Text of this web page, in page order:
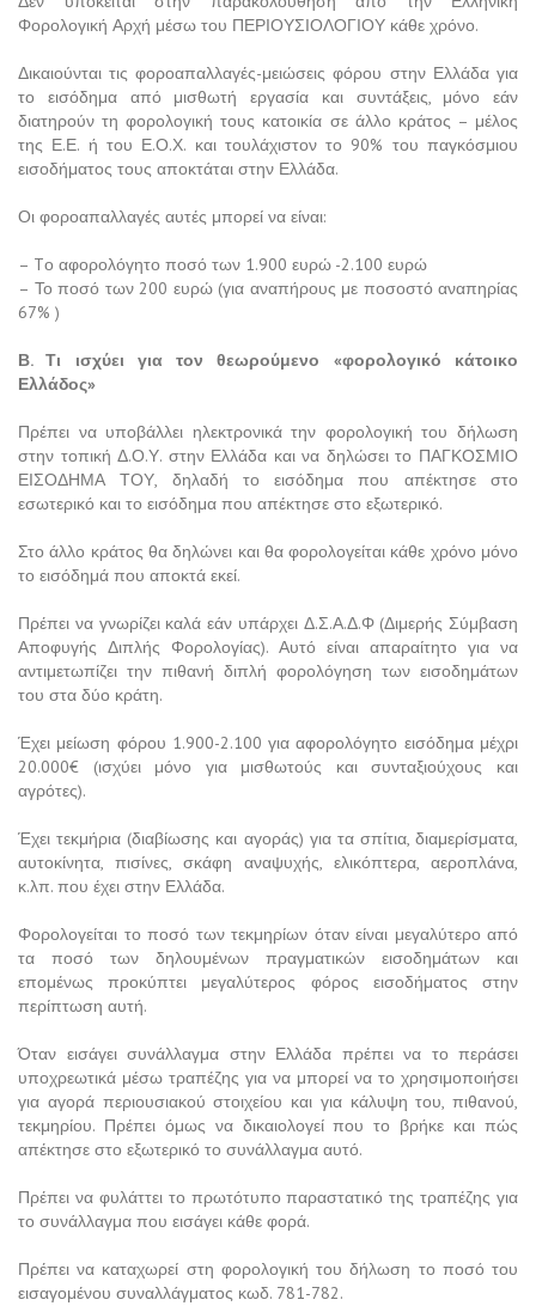
Φορολογική Αρχή μέσω του ΠΕΡΙΟΥΣΙΟΛΟΓΙΟΥ κάθε χρόνο.
Δικαιούνται τις φοροαπαλλαγές-μειώσεις φόρου στην Ελλάδα για
το εισόδημα από μισθωτή εργασία και συντάξεις, μόνο εάν
διατηρούν τη φορολογική τους κατοικία σε άλλο κράτος – μέλος
της Ε.Ε. ή του Ε.Ο.Χ. και τουλάχιστον το 90% του παγκόσμιου
εισοδήματος τους αποκτάται στην Ελλάδα.
Οι φοροαπαλλαγές αυτές μπορεί να είναι:
– Tο αφορολόγητο ποσό των 1.900 ευρώ -2.100 ευρώ
– Το ποσό των 200 ευρώ (για αναπήρους με ποσοστό αναπηρίας
67% )
Β. Τι ισχύει για τον θεωρούμενο «φορολογικό κάτοικο
Ελλάδος»
Πρέπει να υποβάλλει ηλεκτρονικά την φορολογική του δήλωση
στην τοπική Δ.Ο.Υ. στην Ελλάδα και να δηλώσει το ΠΑΓΚΟΣΜΙΟ
ΕΙΣΟΔΗΜΑ ΤΟΥ, δηλαδή το εισόδημα που απέκτησε στο
εσωτερικό και το εισόδημα που απέκτησε στο εξωτερικό.
Στο άλλο κράτος θα δηλώνει και θα φορολογείται κάθε χρόνο μόνο
το εισόδημά που αποκτά εκεί.
Πρέπει να γνωρίζει καλά εάν υπάρχει Δ.Σ.Α.Δ.Φ (Διμερής Σύμβαση
Αποφυγής Διπλής Φορολογίας). Αυτό είναι απαραίτητο για να
αντιμετωπίζει την πιθανή διπλή φορολόγηση των εισοδημάτων
του στα δύο κράτη.
Έχει μείωση φόρου 1.900-2.100 για αφορολόγητο εισόδημα μέχρι
20.000€ (ισχύει μόνο για μισθωτούς και συνταξιούχους και
αγρότες).
Έχει τεκμήρια (διαβίωσης και αγοράς) για τα σπίτια, διαμερίσματα,
αυτοκίνητα, πισίνες, σκάφη αναψυχής, ελικόπτερα, αεροπλάνα,
κ.λπ. που έχει στην Ελλάδα.
Φορολογείται το ποσό των τεκμηρίων όταν είναι μεγαλύτερο από
τα ποσό των δηλουμένων πραγματικών εισοδημάτων και
επομένως προκύπτει μεγαλύτερος φόρος εισοδήματος στην
περίπτωση αυτή.
Όταν εισάγει συνάλλαγμα στην Ελλάδα πρέπει να το περάσει
υποχρεωτικά μέσω τραπέζης για να μπορεί να το χρησιμοποιήσει
για αγορά περιουσιακού στοιχείου και για κάλυψη του, πιθανού,
τεκμηρίου. Πρέπει όμως να δικαιολογεί που το βρήκε και πώς
απέκτησε στο εξωτερικό το συνάλλαγμα αυτό.
Πρέπει να φυλάττει το πρωτότυπο παραστατικό της τραπέζης για
το συνάλλαγμα που εισάγει κάθε φορά.
Πρέπει να καταχωρεί στη φορολογική του δήλωση το ποσό του
εισαγομένου συναλλάγματος κωδ. 781-782.